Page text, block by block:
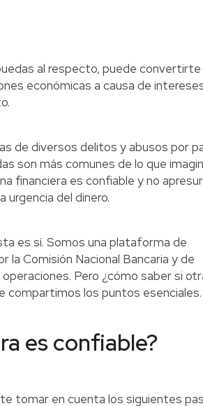
al respecto, puede convertirte
económicas a causa de
de diversos delitos y abusos por
son más comunes de lo que
financiera es confiable y no
del dinero.
es sí. Somos una plataforma de
Comisión Nacional Bancaria y de
Pero ¿cómo saber si
compartimos los puntos esenciales.
es confiable?
tomar en cuenta los siguientes